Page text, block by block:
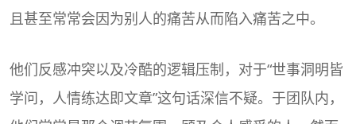
且甚至常常会因为别人的痛苦从而陷入痛苦之中。
他们反感冲突以及冷酷的逻辑压制，对于“世事洞明皆
学问，人情练达即文章”这句话深信不疑。于团队内，